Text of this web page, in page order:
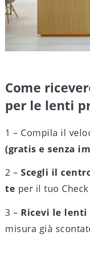
Come
per le lenti
1 – Compila il
(gratis e senza
2 – Scegli il
te per il tuo
3 – Ricevi le lenti
misura già